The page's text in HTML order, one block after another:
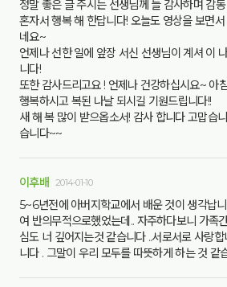
정말 좋은 글 주시는 선생님께 늘 감사하며 감
혼자서 행복 해 한답니다! 오늘도 영상을 보면
네요~
언제나 선한 일에 앞장 서신 선생님이 계셔 이
니다!
또한 감사드리고요 ! 언제나 건강하십시요~ 아
행복하시고 복된 나날 되시길 기원드립니다!!
새 해 복 많이 받으옵소서! 감사 합니다 고맙습
습니다~~
이후배 2014-01-10
5~6년전에 아버지학교에서 배운 것이 생각납
여 반의무적으로했었는데.. 자주하다보니 가족
심도 너 깊어지는것 같습니다 ..서로서로 사랑
니다 . 그말이 우리 모두를 따뜻하게 하는 것 같